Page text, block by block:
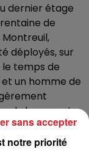
dernier étage
de
déployés, sur
temps de
un homme de
du logement
par le
de
notre priorité
sans accepter